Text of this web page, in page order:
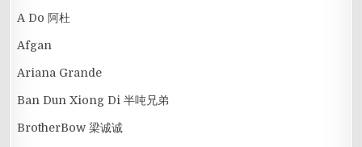
A Do 阿杜
Afgan
Ariana Grande
Ban Dun Xiong Di 半吨兄弟
BrotherBow 梁诚诚